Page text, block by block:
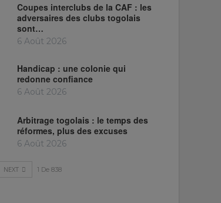
Coupes interclubs de la CAF : les
adversaires des clubs togolais
sont…
6 Août 2026
Handicap : une colonie qui
redonne confiance
6 Août 2026
Arbitrage togolais : le temps des
réformes, plus des excuses
6 Août 2026
NEXT 1 De 838